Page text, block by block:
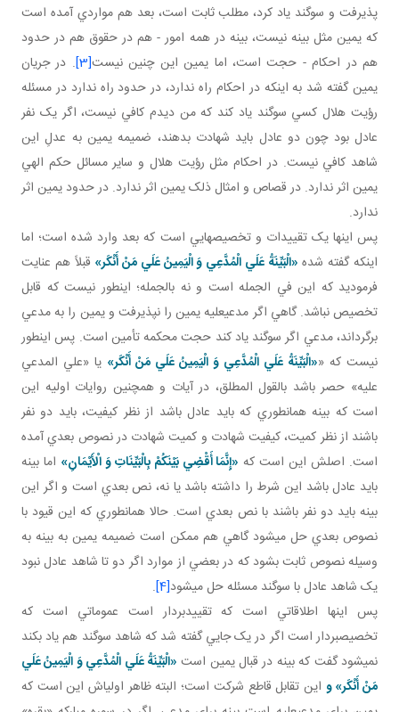
پذيرفت و سوگند ياد کرد، مطلب ثابت است، بعد هم مواردي آمده است
که يمين مثل بينه نيست، بينه در همه امور - هم در حقوق هم در حدود
هم در احکام - حجت است، اما يمين اين چنين نيست[3]
. در جريان
يمين گفته شد به اينکه در احکام راه ندارد، در حدود راه ندارد در مسئله
رؤيت هلال کسي سوگند ياد کند که من ديدم کافي نيست، اگر يک نفر
عادل بود چون دو عادل بايد شهادت بدهند، ضميمه يمين به عدلِ اين
شاهد کافي نيست. در احکام مثل رؤيت هلال و ساير مسائل حکم الهي
يمين اثر ندارد. در قصاص و امثال ذلک يمين اثر ندارد. در حدود يمين اثر
ندارد.
پس اينها يک تقييدات و تخصيص هايي است که بعد وارد شده است؛ اما
اينکه گفته شده «الْبَيِّنَةُ عَلَي الْمُدَّعِي وَ الْيَمِينُ عَلَي مَنْ أَنْكَر» قبلاً هم عنايت
فرموديد که اين في الجمله است و نه بالجمله؛ اين طور نيست که قابل
تخصيص نباشد. گاهي اگر مدعي عليه يمين را نپذيرفت و يمين را به مدعي
برگرداند، مدعي اگر سوگند ياد کند حجت محکمه تأمين است. پس اين طور
نيست که ««الْبَيِّنَةُ عَلَي الْمُدَّعِي وَ الْيَمِينُ عَلَي مَنْ أَنْكَر» يا «علي المدعي
عليه» حصر باشد بالقول المطلق، در آيات و همچنين روايات اوليه اين
است که بينه همان طوري که بايد عادل باشد از نظر کيفيت، بايد دو نفر
باشند از نظر کميت، کيفيت شهادت و کميت شهادت در نصوص بعدي آمده
است. اصلش اين است که «إِنَّمَا أَقْضِي‏ بَيْنَكُمْ بِالْبَيِّنَاتِ وَ الْأَيْمَانِ» اما بينه
بايد عادل باشد اين شرط را داشته باشد يا نه، نص بعدي است و اگر اين
بينه بايد دو نفر باشند با نص بعدي است. حالا همان طوري که اين قيود با
نصوص بعدي حل مي شود گاهي هم ممکن است ضميمه يمين به بينه به
وسيله نصوص ثابت بشود که در بعضي از موارد اگر دو تا شاهد عادل نبود
يک شاهد عادل با سوگند مسئله حل مي شود[4]
.
پس اينها اطلاقاتي است که تقييدبردار است عموماتي است که
تخصيص بردار است اگر در يک جايي گفته شد که شاهد سوگند هم ياد بکند
نمي شود گفت که بينه در قبال يمين است «الْبَيِّنَةُ عَلَي الْمُدَّعِي وَ الْيَمِينُ عَلَي
مَنْ أَنْكَر» و اين تقابل قاطع شرکت است؛ البته ظاهر اولي اش اين است که